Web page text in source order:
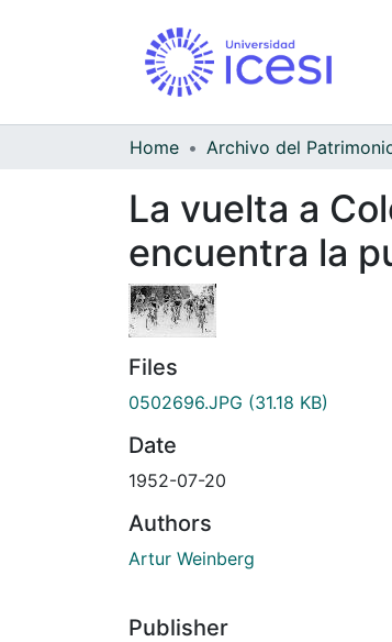
Home
La vuelta a
encuentra la
Files
0502696.JPG (31.18 KB)
Date
1952-07-20
Authors
Artur Weinberg
Publisher